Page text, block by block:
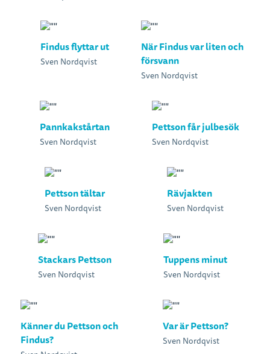
Findus flyttar ut
Sven Nordqvist
När Findus var liten och
försvann
Sven Nordqvist
Pannkakstårtan
Sven Nordqvist
Pettson får julbesök
Sven Nordqvist
Pettson tältar
Sven Nordqvist
Rävjakten
Sven Nordqvist
Stackars Pettson
Sven Nordqvist
Tuppens minut
Sven Nordqvist
Känner du Pettson och
Findus?
Var är Pettson?
Sven Nordqvist